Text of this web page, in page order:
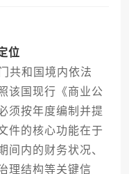
位
和国境内依法
该国现行《商业公
须按年度编制并提
件的核心功能在于
间内的财务状况、
理结构等关键信